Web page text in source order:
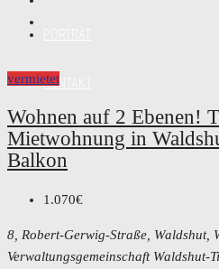
KONTAKT
vermietet
Wohnen auf 2 Ebenen!
Mietwohnung in
Balkon
1.070€
8, Robert-Gerwig-Straße, Waldshut,
Verwaltungsgemeinschaft Waldshut-